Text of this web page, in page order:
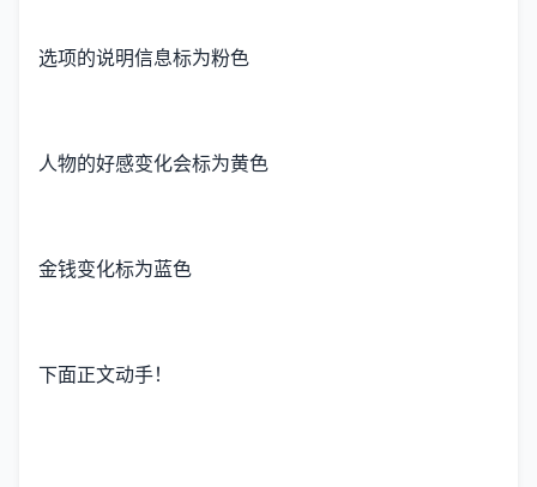
选项的说明信息标为粉色
人物的好感变化会标为黄色
金钱变化标为蓝色
下面正文动手！